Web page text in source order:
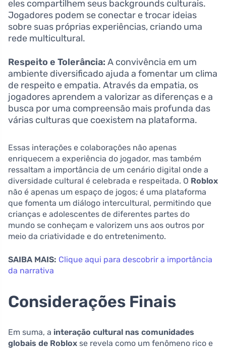
eles compartilhem seus backgrounds culturais.
Jogadores podem se conectar e trocar ideias
sobre suas próprias experiências, criando uma
rede multicultural.
Respeito e Tolerância: A convivência em um
ambiente diversificado ajuda a fomentar um clima
de respeito e empatia. Através da empatia, os
jogadores aprendem a valorizar as diferenças e a
busca por uma compreensão mais profunda das
várias culturas que coexistem na plataforma.
Essas interações e colaborações não apenas
enriquecem a experiência do jogador, mas também
ressaltam a importância de um cenário digital onde a
diversidade cultural é celebrada e respeitada. O Roblox
não é apenas um espaço de jogos; é uma plataforma
que fomenta um diálogo intercultural, permitindo que
crianças e adolescentes de diferentes partes do
mundo se conheçam e valorizem uns aos outros por
meio da criatividade e do entretenimento.
SAIBA MAIS: Clique aqui para descobrir a importância
da narrativa
Considerações Finais
Em suma, a interação cultural nas comunidades
globais de Roblox se revela como um fenômeno rico e